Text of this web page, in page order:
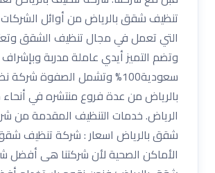
تنظيف شقق بالرياض من أوائل
التي تعمل في مجال تنظيف الشقق
وتضم التميز أيدي عاملة مدربة وبإشراف
سعودية100% وتشمل الصفوة
بالرياض من عدة فروع منتشره في أنحاء
الرياض. خدمات التنظيف المقدمة من
شقق بالرياض اسعار : شركة تنظيف
الأماكن الصحية لأن شركتنا هى أفضل